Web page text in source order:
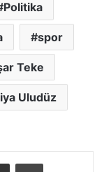
Politika
spor
Teke
Uludüz